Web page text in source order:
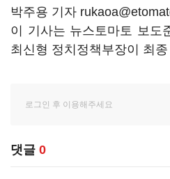
박주용 기자
이 기사는 뉴스토마토 보도
최신형 정치정책부장이 최
댓글 0